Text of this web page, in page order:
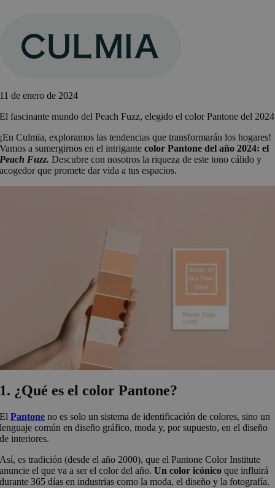
contenido
11 de enero de 2024
El fascinante mundo del Peach Fuzz, elegido el color Pantone del 2024
¡En Culmia, exploramos las tendencias que transformarán los hogares!
Vamos a sumergirnos en el intrigante color Pantone del año 2024: el
Peach Fuzz. Descubre con nosotros la riqueza de este tono cálido y
acogedor que promete dar vida a tus espacios.
1. ¿Qué es el color Pantone?
ElPantone no es solo un sistema de identificación de colores, sino un
lenguaje común en diseño gráfico, moda y, por supuesto, en el diseño
de interiores.
Así, es tradición (desde el año 2000), que el Pantone Color Institute
anuncie el que va a ser el color del año.Un color icónico que influirá
durante 365 días en industrias como la moda, el diseño y la fotografía.